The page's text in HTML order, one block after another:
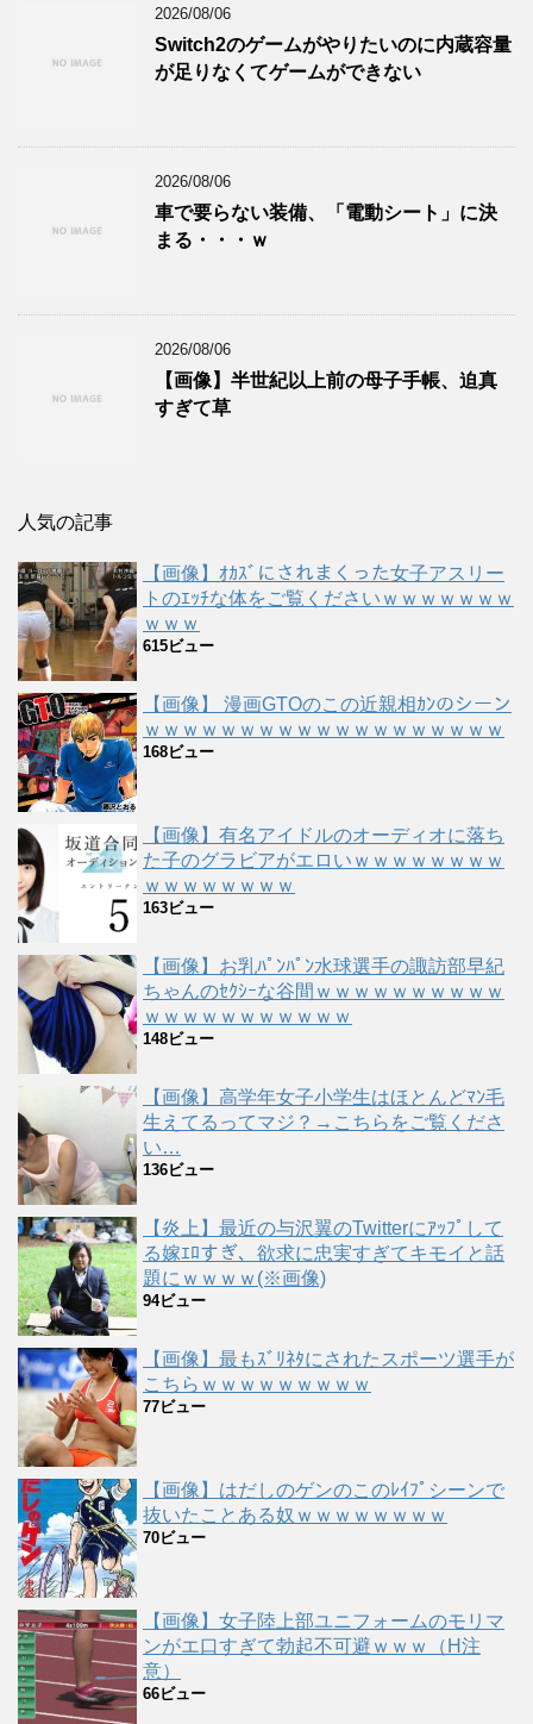
2026/08/06
Switch2のゲームがやりたいのに内蔵容量
が足りなくてゲームができない
2026/08/06
車で要らない装備、「電動シート」に決
まる・・・ｗ
2026/08/06
【画像】半世紀以上前の母子手帳、迫真
すぎて草
人気の記事
【画像】ｵｶｽﾞにされまくった女子アスリー
トのｴｯﾁな体をご覧くださいｗｗｗｗｗｗｗ
ｗｗｗ
615ビュー
【画像】 漫画GTOのこの近親相ｶﾝのシーン
ｗｗｗｗｗｗｗｗｗｗｗｗｗｗｗｗｗｗｗ
168ビュー
【画像】有名アイドルのオーディオに落ち
た子のグラビアがエロいｗｗｗｗｗｗｗｗ
ｗｗｗｗｗｗｗｗ
163ビュー
【画像】お乳ﾊﾟﾝﾊﾟﾝ水球選手の諏訪部早紀
ちゃんのｾｸｼｰな谷間ｗｗｗｗｗｗｗｗｗｗ
ｗｗｗｗｗｗｗｗｗｗｗ
148ビュー
【画像】高学年女子小学生はほとんどﾏﾝ毛
生えてるってマジ？→こちらをご覧くださ
い…
136ビュー
【炎上】最近の与沢翼のTwitterにｱｯﾌﾟして
る嫁ｴﾛすぎ、欲求に忠実すぎてキモイと話
題にｗｗｗｗ(※画像)
94ビュー
【画像】最もｽﾞﾘﾈﾀにされたスポーツ選手が
こちらｗｗｗｗｗｗｗｗｗ
77ビュー
【画像】はだしのゲンのこのﾚｲﾌﾟシーンで
抜いたことある奴ｗｗｗｗｗｗｗｗ
70ビュー
【画像】女子陸上部ユニフォームのモリマ
ンがエ口すぎて勃起不可避ｗｗｗ（H注
意）
66ビュー